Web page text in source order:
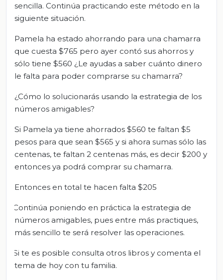
sencilla. Continúa practicando este método en la
siguiente situación.
Pamela ha estado ahorrando para una chamarra
que cuesta $765 pero ayer contó sus ahorros y
sólo tiene $560 ¿Le ayudas a saber cuánto dinero
le falta para poder comprarse su chamarra?
¿Cómo lo solucionarás usando la estrategia de los
números amigables?
Si Pamela ya tiene ahorrados $560 te faltan $5
pesos para que sean $565 y si ahora sumas sólo las
centenas, te faltan 2 centenas más, es decir $200 y
entonces ya podrá comprar su chamarra.
Entonces en total te hacen falta $205
Continúa poniendo en práctica la estrategia de
números amigables, pues entre más practiques,
más sencillo te será resolver las operaciones.
Si te es posible consulta otros libros y comenta el
tema de hoy con tu familia.